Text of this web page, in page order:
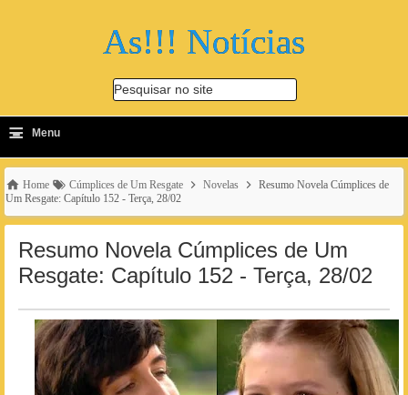
As!!! Notícias
Pesquisar no site
-
≡ Menu
Home Cúmplices de Um Resgate Novelas
Resumo Novela Cúmplices de
Um Resgate: Capítulo 152 - Terça, 28/02
Resumo Novela Cúmplices de Um
Resgate: Capítulo 152 - Terça, 28/02